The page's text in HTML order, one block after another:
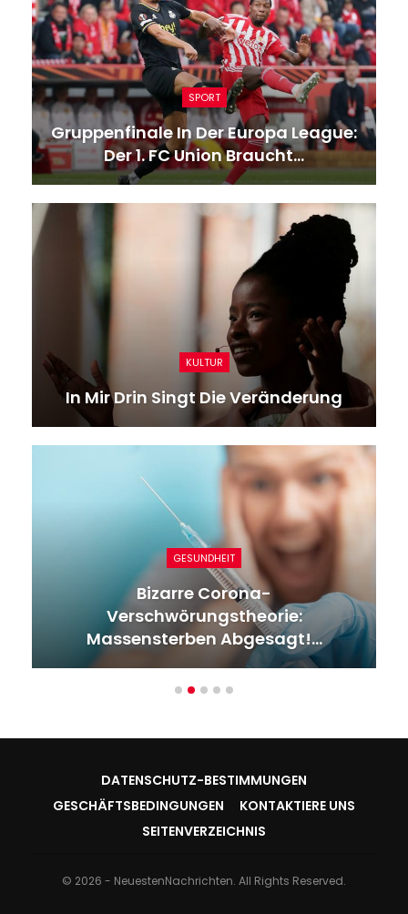
SPORT
Gruppenfinale In Der Europa League:
Der 1. FC Union Braucht…
KULTUR
In Mir Drin Singt Die Veränderung
GESUNDHEIT
Bizarre Corona-
Verschwörungstheorie:
Massensterben Abgesagt!…
DATENSCHUTZ-BESTIMMUNGEN
GESCHÄFTSBEDINGUNGEN
KONTAKTIERE UNS
SEITENVERZEICHNIS
© 2026 - NeuestenNachrichten. All Rights Reserved.